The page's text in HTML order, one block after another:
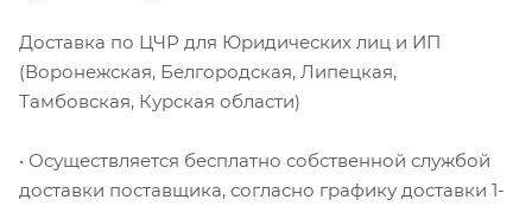
Доставка по ЦЧР для Юридических лиц и ИП
(Воронежская, Белгородская, Липецкая,
Тамбовская, Курская области)
• Осуществляется бесплатно собственной службой
доставки поставщика, согласно графику доставки 1-